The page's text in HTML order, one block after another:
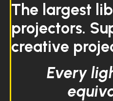
The largest
projectors.
creative
Every